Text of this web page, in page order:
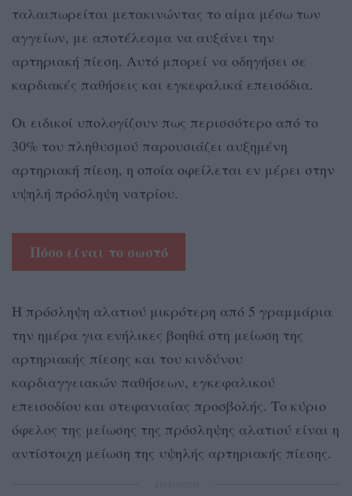
ταλαιπωρείται μετακινώντας το αίμα μέσω των
αγγείων, με αποτέλεσμα να αυξάνει την
αρτηριακή πίεση. Αυτό μπορεί να οδηγήσει σε
καρδιακές παθήσεις και εγκεφαλικά επεισόδια.
Οι ειδικοί υπολογίζουν πως περισσότερο από το
30% του πληθυσμού παρουσιάζει αυξημένη
αρτηριακή πίεση, η οποία οφείλεται εν μέρει στην
υψηλή πρόσληψη νατρίου.
Πόσο είναι το σωστό
Η πρόσληψη αλατιού μικρότερη από 5 γραμμάρια
την ημέρα για ενήλικες βοηθά στη μείωση της
αρτηριακής πίεσης και του κινδύνου
καρδιαγγειακών παθήσεων, εγκεφαλικού
επεισοδίου και στεφανιαίας προσβολής. Το κύριο
όφελος της μείωσης της πρόσληψης αλατιού είναι η
αντίστοιχη μείωση της υψηλής αρτηριακής πίεσης.